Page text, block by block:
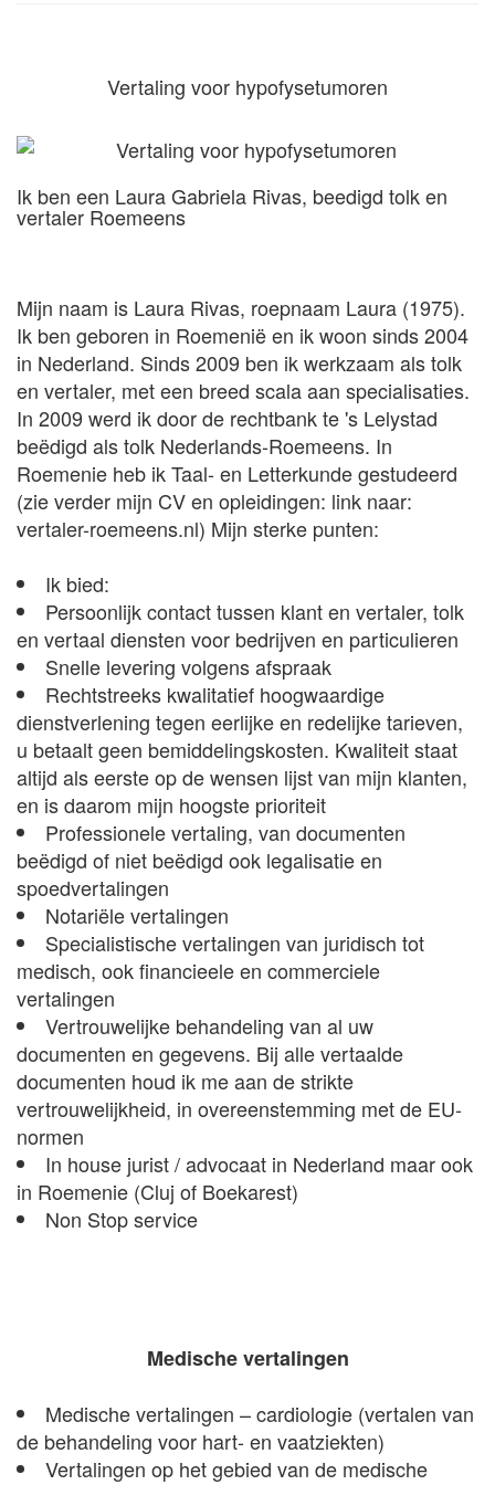
Vertaling voor hypofysetumoren
Ik ben een Laura Gabriela Rivas, beedigd tolk en
vertaler Roemeens
Mijn naam is Laura Rivas, roepnaam Laura (1975).
Ik ben geboren in Roemenië en ik woon sinds 2004
in Nederland. Sinds 2009 ben ik werkzaam als tolk
en vertaler, met een breed scala aan specialisaties.
In 2009 werd ik door de rechtbank te 's Lelystad
beëdigd als tolk Nederlands-Roemeens. In
Roemenie heb ik Taal- en Letterkunde gestudeerd
(zie verder mijn CV en opleidingen: link naar:
vertaler-roemeens.nl) Mijn sterke punten:
Ik bied:
Persoonlijk contact tussen klant en vertaler, tolk
en vertaal diensten voor bedrijven en particulieren
Snelle levering volgens afspraak
Rechtstreeks kwalitatief hoogwaardige
dienstverlening tegen eerlijke en redelijke tarieven,
u betaalt geen bemiddelingskosten. Kwaliteit staat
altijd als eerste op de wensen lijst van mijn klanten,
en is daarom mijn hoogste prioriteit
Professionele vertaling, van documenten
beëdigd of niet beëdigd ook legalisatie en
spoedvertalingen
Notariële vertalingen
Specialistische vertalingen van juridisch tot
medisch, ook financieele en commerciele
vertalingen
Vertrouwelijke behandeling van al uw
documenten en gegevens. Bij alle vertaalde
documenten houd ik me aan de strikte
vertrouwelijkheid, in overeenstemming met de EU-
normen
In house jurist / advocaat in Nederland maar ook
in Roemenie (Cluj of Boekarest)
Non Stop service
Medische vertalingen
Medische vertalingen – cardiologie (vertalen van
de behandeling voor hart- en vaatziekten)
Vertalingen op het gebied van de medische